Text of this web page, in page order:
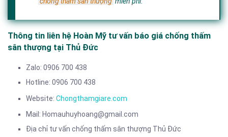
Thông tin liên hệ Hoàn Mỹ tư vấn báo giá chống thấm
sân thượng tại Thủ Đức
Zalo: 0906 700 438
Hotline: 0906 700 438
Website: Chongthamgiare.com
Mail: Homauhuyhoang@gmail.com
Địa chỉ tư vấn chống thấm sân thượng Thủ Đức